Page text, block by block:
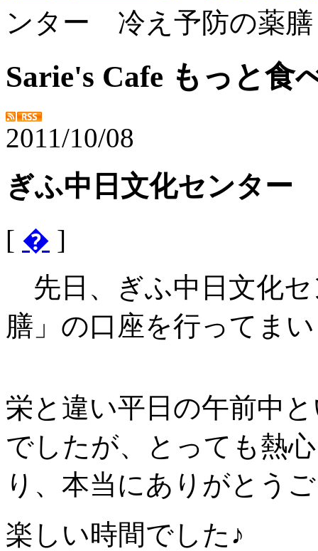
ンター 冷え予防の薬膳
Sarie's Cafe もっと食
2011/10/08
ぎふ中日文化センター
[ � ]
先日、ぎふ中日文化
膳」の口座を行ってま
栄と違い平日の午前中
でしたが、とっても熱
り、本当にありがとう
楽しい時間でした♪